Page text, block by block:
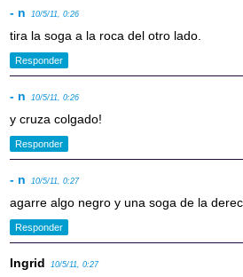
- n 10/5/11, 0:26
tira la soga a la roca del otro lado.
Responder
- n 10/5/11, 0:26
y cruza colgado!
Responder
- n 10/5/11, 0:27
agarre algo negro y una soga de la
Responder
Ingrid 10/5/11, 0:27